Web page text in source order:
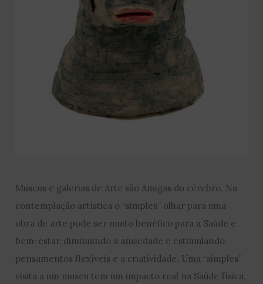
Museus e galerias de Arte são Amigas do cérebro. Na
contemplação artística o “simples” olhar para uma
obra de arte pode ser muito benéfico para a Saúde e
bem-estar, diminuindo a ansiedade e estimulando
pensamentos flexíveis e a criatividade. Uma “simples”
visita a um museu tem um impacto real na Saúde física,